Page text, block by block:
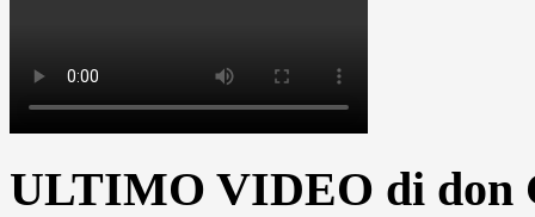
ULTIMO VIDEO di don